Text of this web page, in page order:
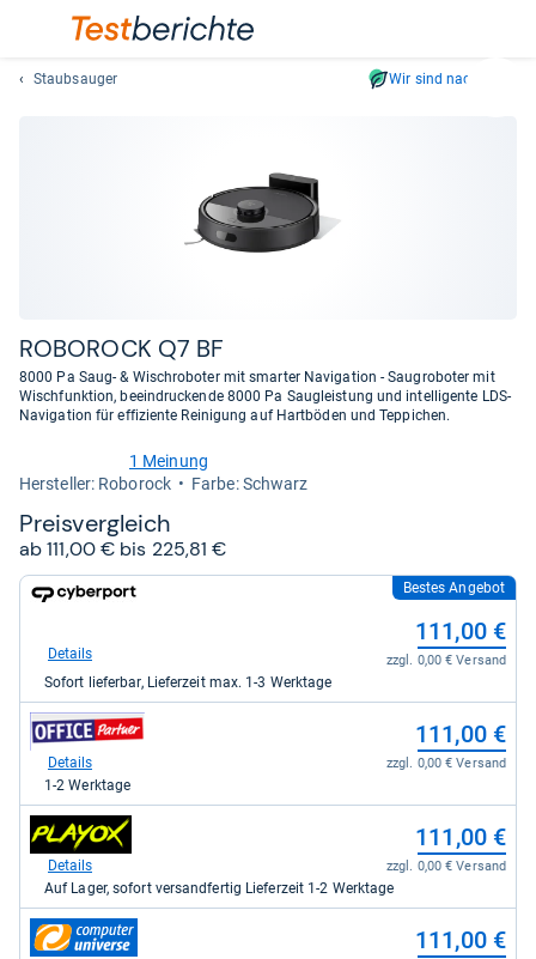
und
lassen
Staubsauger Wir sind nachhaltig
ROBO­ROCK Q7 BF
8000 Pa Saug- & Wischroboter mit smarter Navigation - Saugroboter mit
Wischfunktion, beeindruckende 8000 Pa Saugleistung und intelligente LDS-
Navigation für effiziente Reinigung auf Hartböden und Teppichen.
von
5
Sternen
1 Meinung
Her­stel­ler: Roborock
Farbe: Schwarz
Preis­ver­gleich
ab 111,00 € bis 225,81 €
zum
Cyberport
111,00
kaufen.
Bestes Angebot
111,00 €
zzgl. 0,00 € Versand
Details
Sofort lieferbar, Lieferzeit max. 1-3 Werktage
zum
Shop:
office-
-
Office
Partner
GmbH
für
111,00
kaufen.
111,00 €
zzgl. 0,00 € Versand
Details
1-2 Werktage
zum
Shop:
playox.de
111,00
kaufen.
111,00 €
zzgl. 0,00 € Versand
Details
Auf Lager, sofort versandfertig Lieferzeit 1-2 Werktage
zum
Shop:
111,00 €